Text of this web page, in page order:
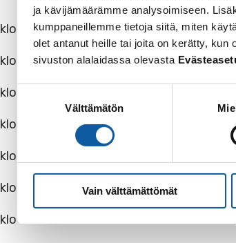
ja kävijämäärämme analysoimiseen.
kumppaneillemme tietoja siitä, miten
olet antanut heille tai joita on kerätty,
sivuston alalaidassa olevasta
Välttämätön
Vain välttämättömät
klo 12 ovet avautuvat
klo 12.15 Paimion kesämuusikko Ahti
klo 12.30 SLM-aiheinen opastus museon
klo 13 Vesivoimaa Varsinais-Suomessa -
klo 13.30 Paimion kesämuusikko Ahti
klo 14 opastus museon näyttelyihin
klo 14.45 Sähkömuseo 30 vuotta -